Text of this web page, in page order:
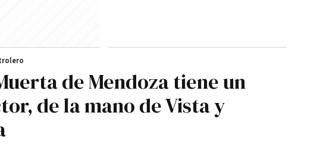
de Mendoza tiene un
de la mano de Vista y